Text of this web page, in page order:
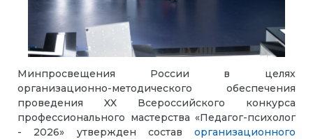
Минпросвещения России в целях
организационно-методического обеспечения
проведения XX Всероссийского конкурса
профессионального мастерства «Педагог-психолог
- 2026» утвержден состав организационного